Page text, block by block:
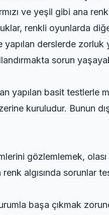
ve yeşil gibi ana
renkli oyunlarda
derslerde zorluk
sorun
yapılan basit testlerle
kuruludur. Bunun
gözlemlemek,
renk algısında
başa çıkmak